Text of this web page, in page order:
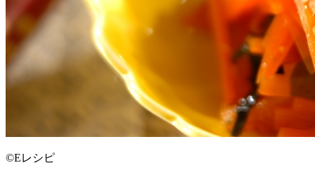
©Eレシピ